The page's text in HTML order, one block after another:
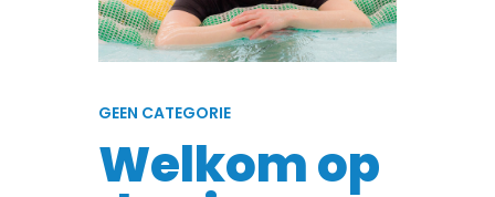
GEEN CATEGORIE
Welkom op